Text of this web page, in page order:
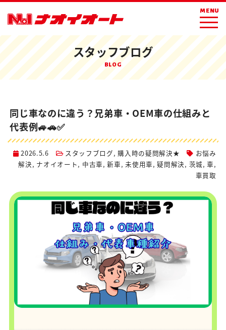
MENU
同じ車なのに違う？兄弟車・OEM車の仕組みと代表例🚙🚗✅
スタッフブログ
BLOG
同じ車なのに違う？兄弟車・OEM車の仕組みと
代表例🚙🚗✅
2026.5.6 スタッフブログ, 購入時の疑問解決★
お悩み
解決, ナオイオート, 中古車,新車,未使用車,疑問解決, 茨城,車,
車買取